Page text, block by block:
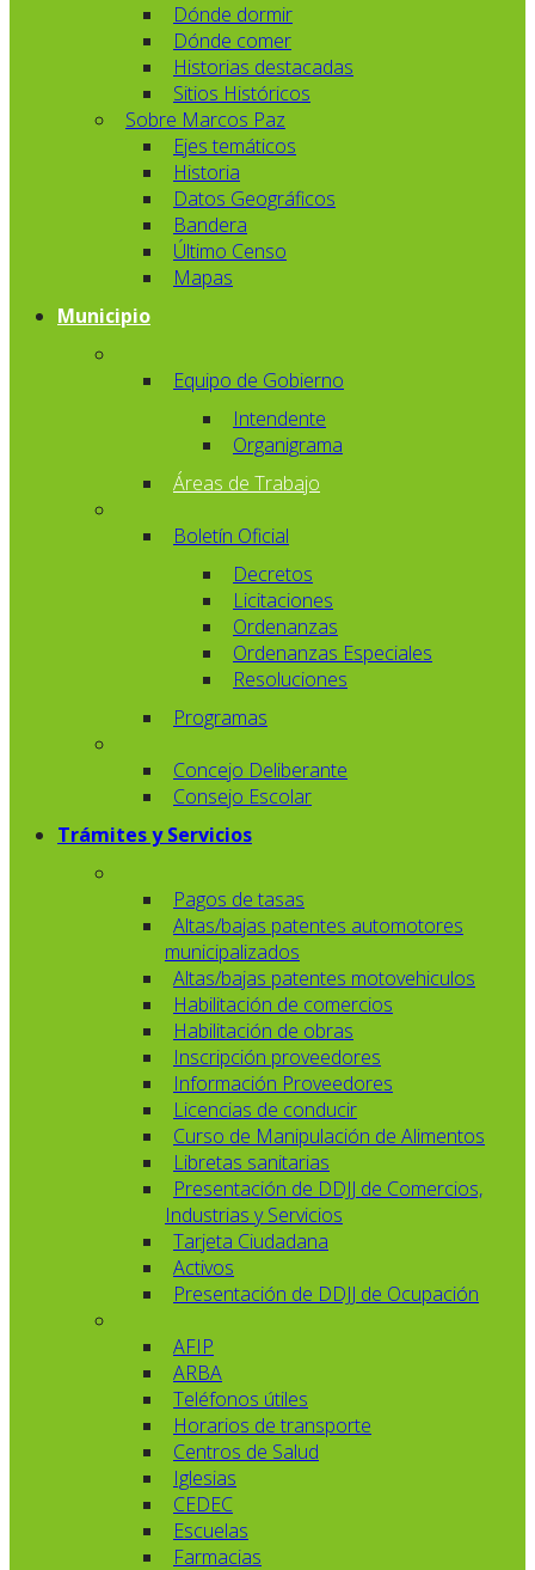
Dónde dormir
Dónde comer
Historias destacadas
Sitios Históricos
Sobre Marcos Paz
Ejes temáticos
Historia
Datos Geográficos
Bandera
Último Censo
Mapas
Municipio
Equipo de Gobierno
Intendente
Organigrama
Áreas de Trabajo
Boletín Oficial
Decretos
Licitaciones
Ordenanzas
Ordenanzas Especiales
Resoluciones
Programas
Concejo Deliberante
Consejo Escolar
Trámites y Servicios
Pagos de tasas
Altas/bajas patentes automotores
municipalizados
Altas/bajas patentes motovehiculos
Habilitación de comercios
Habilitación de obras
Inscripción proveedores
Información Proveedores
Licencias de conducir
Curso de Manipulación de Alimentos
Libretas sanitarias
Presentación de DDJJ de Comercios,
Industrias y Servicios
Tarjeta Ciudadana
Activos
Presentación de DDJJ de Ocupación
AFIP
ARBA
Teléfonos útiles
Horarios de transporte
Centros de Salud
Iglesias
CEDEC
Escuelas
Farmacias